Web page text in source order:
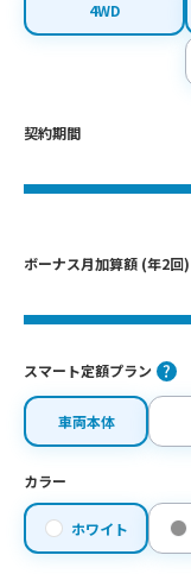
4WD
契約期間
ボーナス月加算額 (年2回)
スマート定額プラン
車両本体
カラー
ホワイト